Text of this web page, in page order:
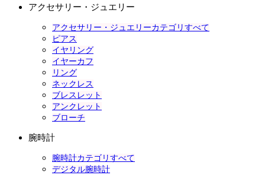
アクセサリー・ジュエリー
アクセサリー・ジュエリーカテゴリすべて
ピアス
イヤリング
イヤーカフ
リング
ネックレス
ブレスレット
アンクレット
ブローチ
腕時計
腕時計カテゴリすべて
デジタル腕時計